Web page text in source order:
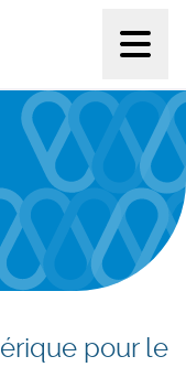
pour le